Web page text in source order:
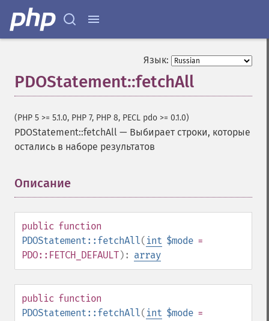
Язык:
PDOStatement::fetchAll
(PHP 5 >= 5.1.0, PHP 7, PHP 8, PECL pdo >= 0.1.0)
PDOStatement::fetchAll — Выбирает строки, которые
остались в наборе результатов
Описание
public function
PDOStatement::fetchAll( int $mode =
PDO::FETCH_DEFAULT): array
public function
PDOStatement::fetchAll( int $mode =